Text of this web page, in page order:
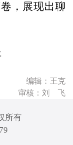
，展现出聊
编辑：王克
审核：刘 飞
所有